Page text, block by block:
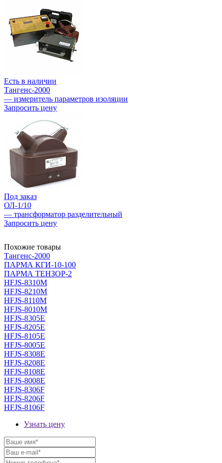
Есть в наличии
Тангенс-2000
— измеритель параметров изоляции
Запросить цену
Под заказ
ОЛ-1/10
— трансформатор разделительный
Запросить цену
Похожие товары
Тангенс-2000
ПАРМА КГИ-10-100
ПАРМА ТЕНЗОР-2
HFJS-8310M
HFJS-8210M
HFJS-8110M
HFJS-8010M
HFJS-8305E
HFJS-8205E
HFJS-8105E
HFJS-8005E
HFJS-8308E
HFJS-8208E
HFJS-8108E
HFJS-8008E
HFJS-8306F
HFJS-8206F
HFJS-8106F
Узнать цену